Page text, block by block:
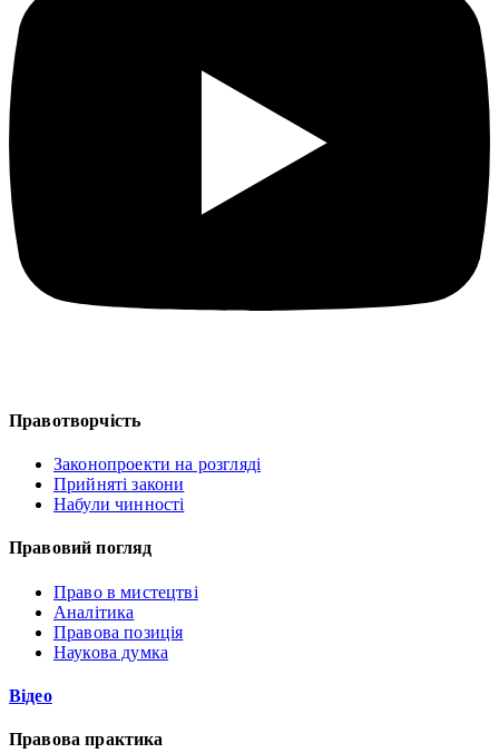
Правотворчість
Законопроекти на розгляді
Прийняті закони
Набули чинності
Правовий погляд
Право в мистецтві
Аналітика
Правова позиція
Наукова думка
Відео
Правова практика